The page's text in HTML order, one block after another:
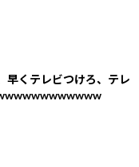
早くテレビつけろ、テレ